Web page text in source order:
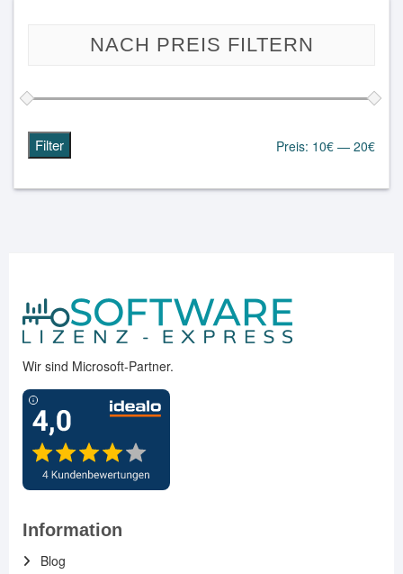
NACH PREIS FILTERN
Filter Preis: 10€ — 20€
Wir sind Microsoft-Partner.
Information
Blog